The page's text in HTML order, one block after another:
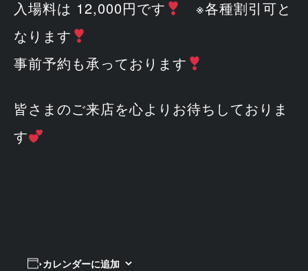
入場料は 12,000円です
※各種割引可と
なります
事前予約も承っております
皆さまのご来店を心よりお待ちしておりま
す
カレンダーに追加